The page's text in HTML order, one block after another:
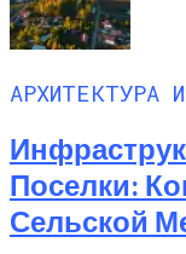
АРХИТЕКТУРА
Поселки:
Сельской